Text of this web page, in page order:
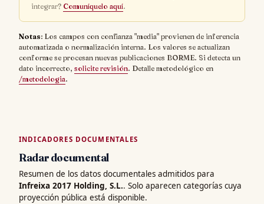
integrar? Comuníquelo aquí.
Notas: Los campos con confianza "media" provienen de inferencia
automatizada o normalización interna. Los valores se actualizan
conforme se procesan nuevas publicaciones BORME. Si detecta un
dato incorrecto, solicite revisión. Detalle metodológico en
/metodologia.
INDICADORES DOCUMENTALES
Radar documental
Resumen de los datos documentales admitidos para
Infreixa 2017 Holding, S.L.. Solo aparecen categorías cuya
proyección pública está disponible.